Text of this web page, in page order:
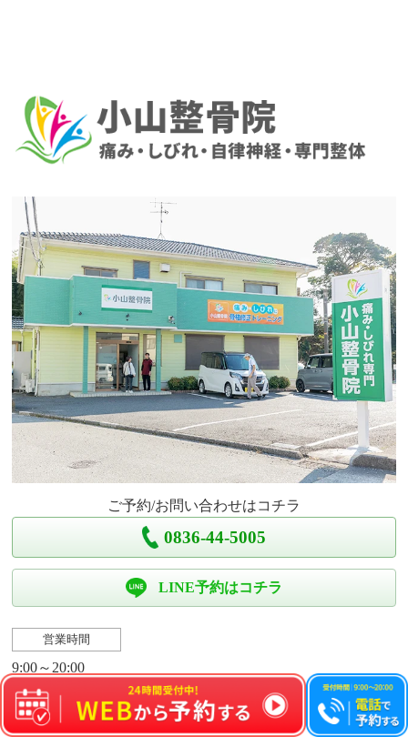
ご予約/お問い合わせはコチラ
0836-44-5005
LINE予約はコチラ
営業時間
9:00～20:00
定休日
水曜